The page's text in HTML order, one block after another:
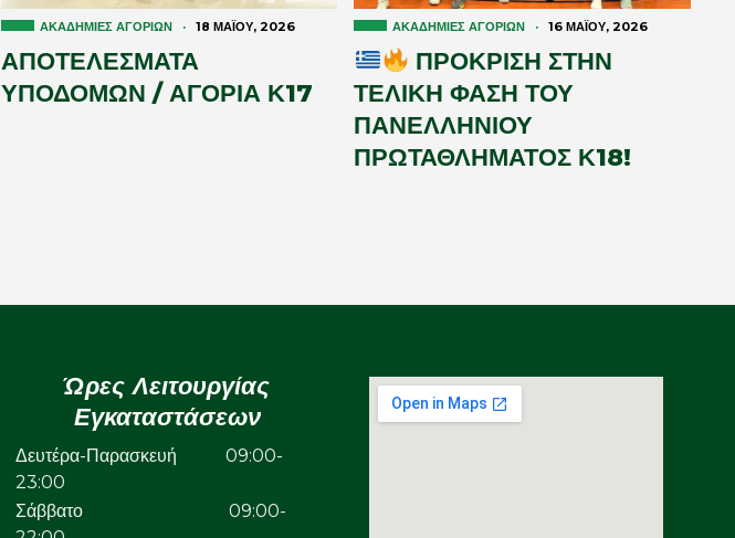
ΑΚΑΔΗΜΊΕΣ ΑΓΟΡΙΏΝ · 18 ΜΑΪ́ΟΥ, 2026
ΑΠΟΤΕΛΕΣΜΑΤΑ
ΥΠΟΔΟΜΩΝ / ΑΓΟΡΙΑ Κ17
ΑΚΑΔΗΜΊΕΣ ΑΓΟΡΙΏΝ · 16 ΜΑΪ́ΟΥ, 2026
ΠΡΟΚΡΙΣΗ ΣΤΗΝ
ΤΕΛΙΚΗ ΦΑΣΗ ΤΟΥ
ΠΑΝΕΛΛΗΝΙΟΥ
ΠΡΩΤΑΘΛΗΜΑΤΟΣ Κ18!
Ώρες Λειτουργίας
Εγκαταστάσεων
Δευτέρα-Παρασκευή 09:00-
23:00
Σάββατο 09:00-